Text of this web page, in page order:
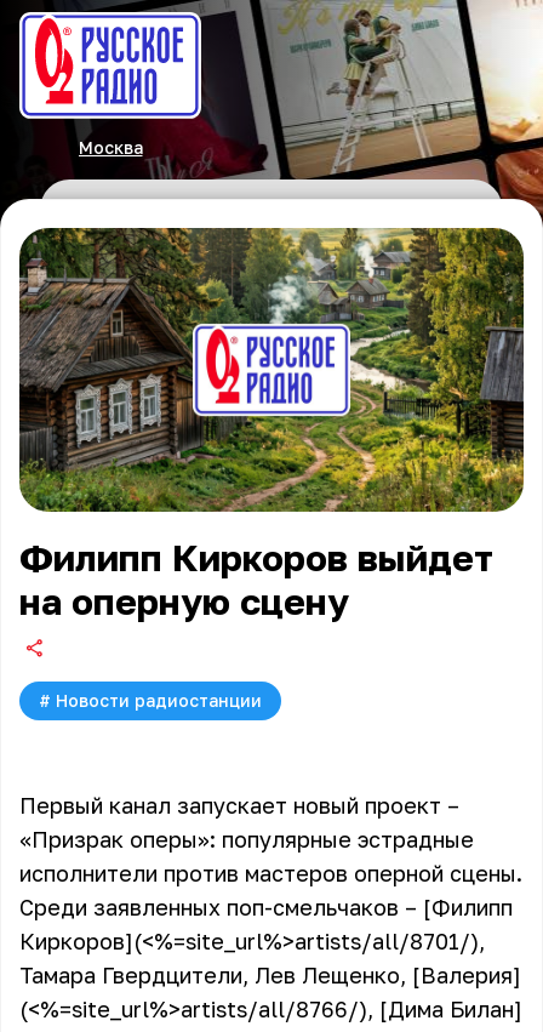
Москва
Филипп Киркоров выйдет
на оперную сцену
# Новости радиостанции
Первый канал запускает новый проект –
«Призрак оперы»: популярные эстрадные
исполнители против мастеров оперной сцены.
Среди заявленных поп-смельчаков – [Филипп
Киркоров](<%=site_url%>artists/all/8701/),
Тамара Гвердцители, Лев Лещенко, [Валерия]
(<%=site_url%>artists/all/8766/), [Дима Билан]